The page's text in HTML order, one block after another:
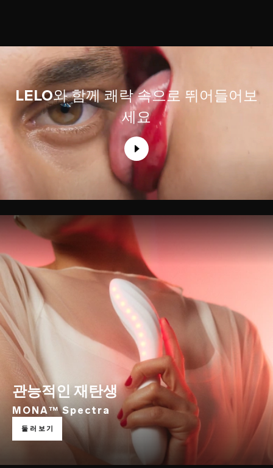
LELO와 함께 쾌락 속으로 뛰어들어보
세요
관능적인 재탄생
MONA™ Spectra
둘러보기
깊은 탐험가